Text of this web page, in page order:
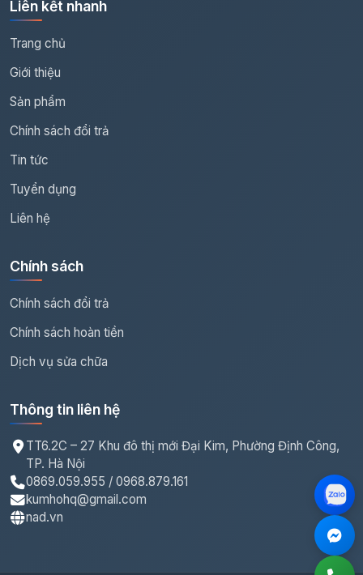
Liên kết nhanh
Trang chủ
Giới thiệu
Sản phẩm
Chính sách đổi trả
Tin tức
Tuyển dụng
Liên hệ
Chính sách
Chính sách đổi trả
Chính sách hoàn tiền
Dịch vụ sửa chữa
Thông tin liên hệ
TT6.2C – 27 Khu đô thị mới Đại Kim, Phường Định Công,
TP. Hà Nội
0869.059.955 / 0968.879.161
kumhohq@gmail.com
nad.vn